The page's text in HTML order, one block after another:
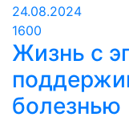
24.08.2024
1600
Жизнь с
болезнью